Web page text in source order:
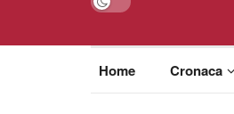
Home Cronaca